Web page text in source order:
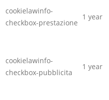
cookielawinfo-
checkbox-prestazione
1 year
cookielawinfo-
checkbox-pubblicita
1 year